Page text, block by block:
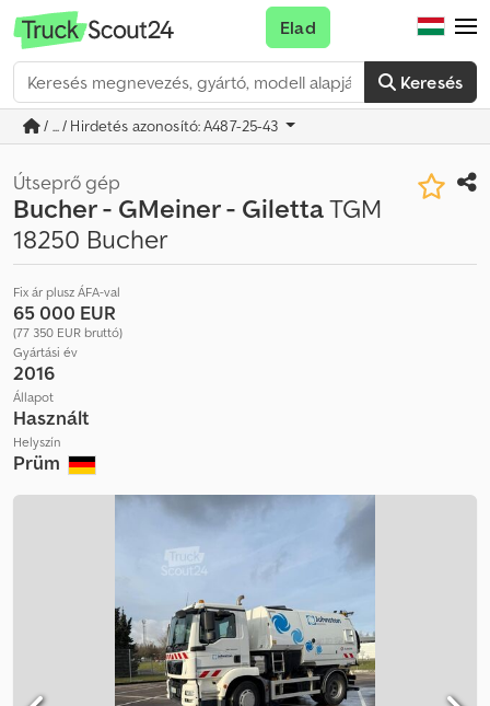
Keresés
Elad
/ ... / Hirdetés azonosító: A487-25-43
Útseprő gép
Bucher - GMeiner - GilettaTGM
18250 Bucher
Fix ár plusz ÁFA-val
65 000 EUR
(77 350 EUR bruttó)
Gyártási év
2016
Állapot
Használt
Helyszín
Prüm